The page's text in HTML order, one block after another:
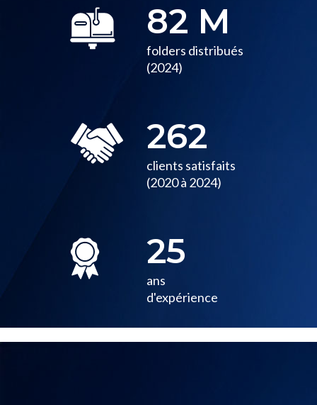
82 M
folders distribués
(2024)
262
clients satisfaits
(2020 à 2024)
25
ans
d'expérience